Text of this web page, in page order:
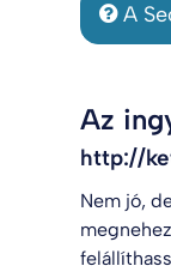
A
Az
http://
Nem jó,